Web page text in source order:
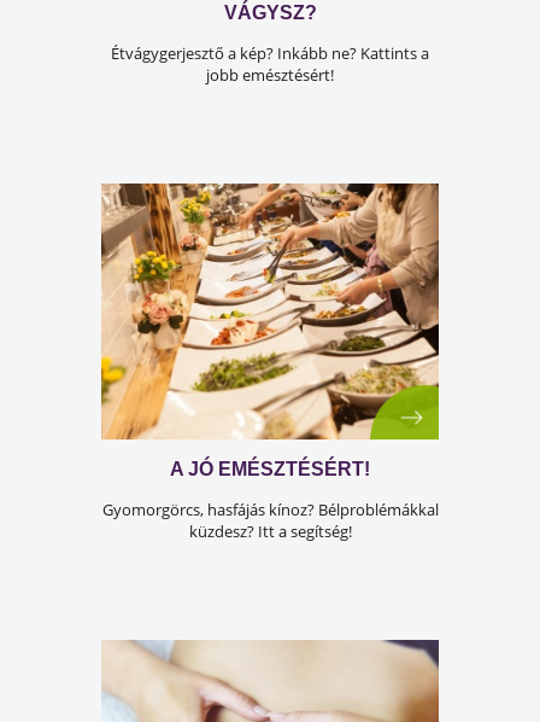
Étvágygerjesztő a kép? Inkább ne? Kattints a
jobb emésztésért!